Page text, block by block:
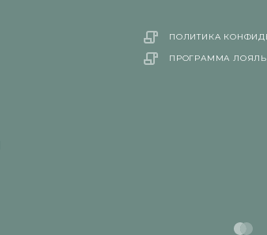
ПОЛИТИКА
ПРОГРАММА